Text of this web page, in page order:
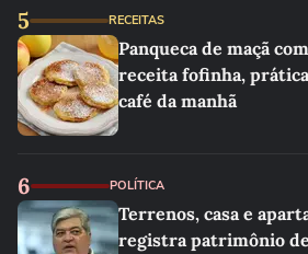
5 RECEITAS
Panqueca de maçã
receita fofinha,
café da manhã
6 POLÍTICA
Terrenos, casa e
registra patrimônio